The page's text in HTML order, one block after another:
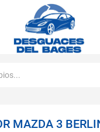
MAZDA 3